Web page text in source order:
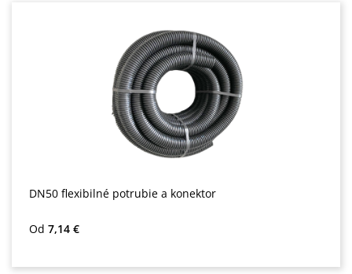
DN50 flexibilné potrubie a konektor
Bežná cena:
Od 7,14 €